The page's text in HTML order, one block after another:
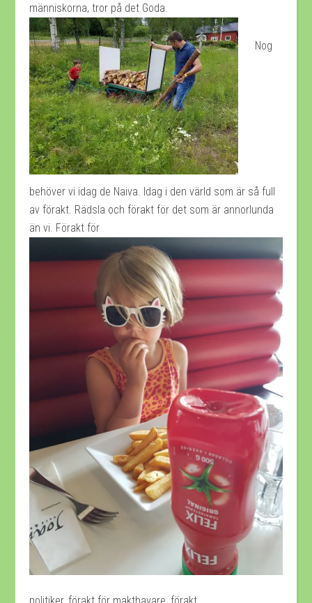
människorna, tror på det Goda.
Nog
behöver vi idag de Naiva. Idag i den värld som är så full
av förakt. Rädsla och förakt för det som är annorlunda
än vi. Förakt för